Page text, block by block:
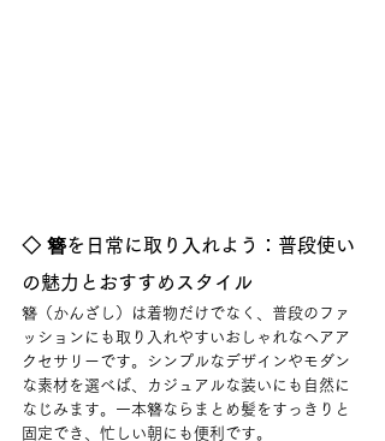
◇ 簪を日常に取り入れよう：普段使い
の魅力とおすすめスタイル
簪（かんざし）は着物だけでなく、普段のファ
ッションにも取り入れやすいおしゃれなヘアア
クセサリーです。シンプルなデザインやモダン
な素材を選べば、カジュアルな装いにも自然に
なじみます。一本簪ならまとめ髪をすっきりと
固定でき、忙しい朝にも便利です。